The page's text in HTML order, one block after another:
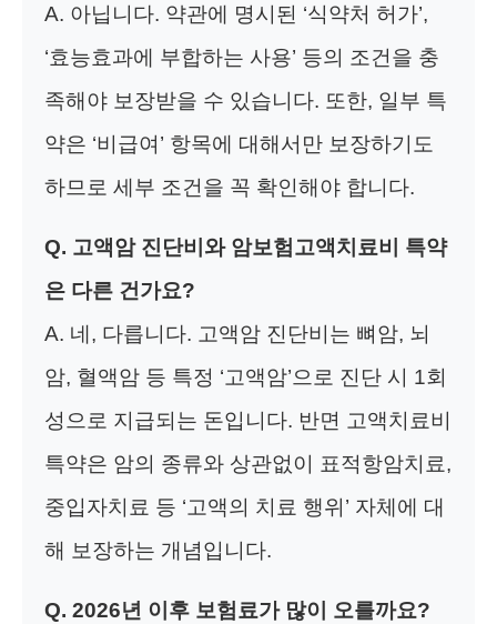
A. 아닙니다. 약관에 명시된 ‘식약처 허가’,
‘효능효과에 부합하는 사용’ 등의 조건을 충
족해야 보장받을 수 있습니다. 또한, 일부 특
약은 ‘비급여’ 항목에 대해서만 보장하기도
하므로 세부 조건을 꼭 확인해야 합니다.
Q. 고액암 진단비와 암보험고액치료비 특약
은 다른 건가요?
A. 네, 다릅니다. 고액암 진단비는 뼈암, 뇌
암, 혈액암 등 특정 ‘고액암’으로 진단 시 1회
성으로 지급되는 돈입니다. 반면 고액치료비
특약은 암의 종류와 상관없이 표적항암치료,
중입자치료 등 ‘고액의 치료 행위’ 자체에 대
해 보장하는 개념입니다.
Q. 2026년 이후 보험료가 많이 오를까요?